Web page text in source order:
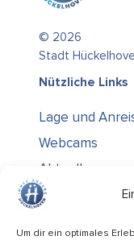
Um dir ein optimales
© 2026
Stadt
Nützliche Links
Lage und
Webcams
Aktuelles
Über uns
Kontakt /